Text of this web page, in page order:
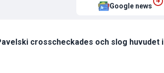
Google news
crosscheckades och slog huvudet i